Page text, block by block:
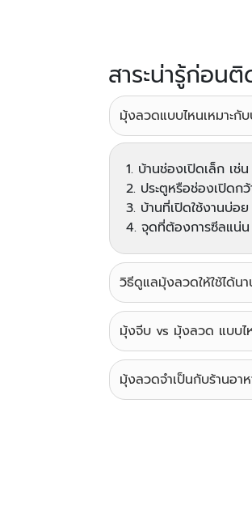
สาระน่ารู้ก่อน
มุ้งลวดแบบไหนเหมาะ
1. บ้านช่องเปิดเล็ก เ
2. ประตูหรือช่องเปิดก
3. บ้านที่เปิดใช้งานบ่อ
4. จุดที่ต้องการซีลแน่
วิธีดูแลมุ้งลวดให้ใช้ได้น
มุ้งจีบ vs มุ้งลวด แบบไ
มุ้งลวดจำเป็นกับร้านอาห